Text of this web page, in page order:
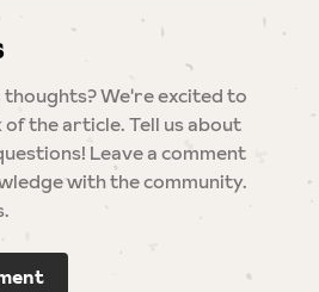
We're excited to
the article. Tell us about
Leave a comment
with the community.